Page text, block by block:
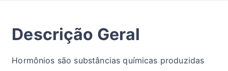
Descrição Geral
Hormônios são substâncias químicas produzidas